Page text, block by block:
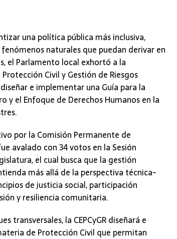
una política pública más inclusiva,
naturales que puedan derivar en
el Parlamento local exhortó a la
Civil y Gestión de Riesgos
e implementar una Guía para la
y el Enfoque de Derechos Humanos en la
por la Comisión Permanente de
avalado con 34 votos en la Sesión
el cual busca que la gestión
más allá de la perspectiva técnica-
de justicia social, participación
y resiliencia comunitaria.
transversales, la CEPCyGR diseñará e
de Protección Civil que permitan